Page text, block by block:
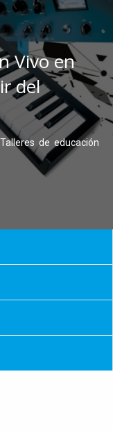
Vivo en
del
de educación